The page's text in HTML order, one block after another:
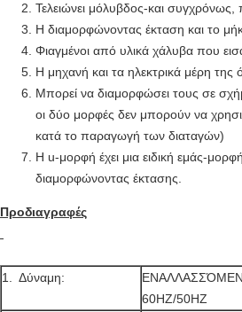
Τελειώνει μόλυβδος-και συγχρόνως,
Η διαμορφώνοντας έκταση και το
Φιαγμένοι από υλικά χάλυβα που
Η μηχανή και τα ηλεκτρικά μέρη της
Μπορεί να διαμορφώσει τους σε
οι δύο μορφές δεν μπορούν να
κατά το παραγωγή των διαταγών)
Η u-μορφή έχει μια ειδική εμάς-
διαμορφώνοντας έκτασης.
Προδιαγραφές
1. Δύναμη:
60HZ/50HZ